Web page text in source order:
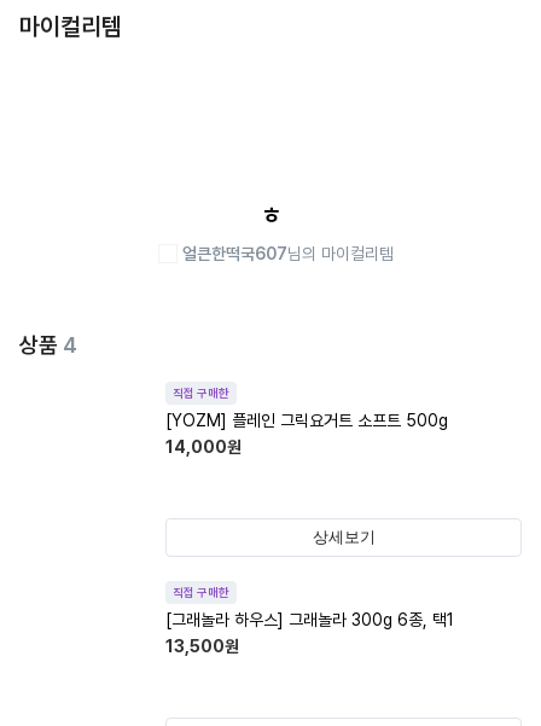
마이컬리템
ㅎ
얼큰한떡국607님의 마이컬리템
상품 4
직접 구매한
[YOZM] 플레인 그릭요거트 소프트 500g
14,000원
상세보기
직접 구매한
[그래놀라 하우스] 그래놀라 300g 6종, 택1
13,500원